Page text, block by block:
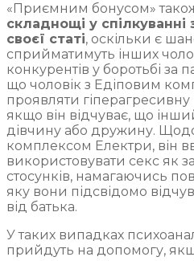
«Приємним бонусом»
складнощі у
своєї статі, оскільки є
сприйматимуть інших
конкурентів у боротьбі
що чоловік з Едіповим
проявляти
якщо він відчуває, що
дівчину або дружину.
комплексом Електри, він
використовувати секс як
стосунків, намагаючись
яку вони підсвідомо
від батька.
У таких випадках
прийдуть на допомогу,